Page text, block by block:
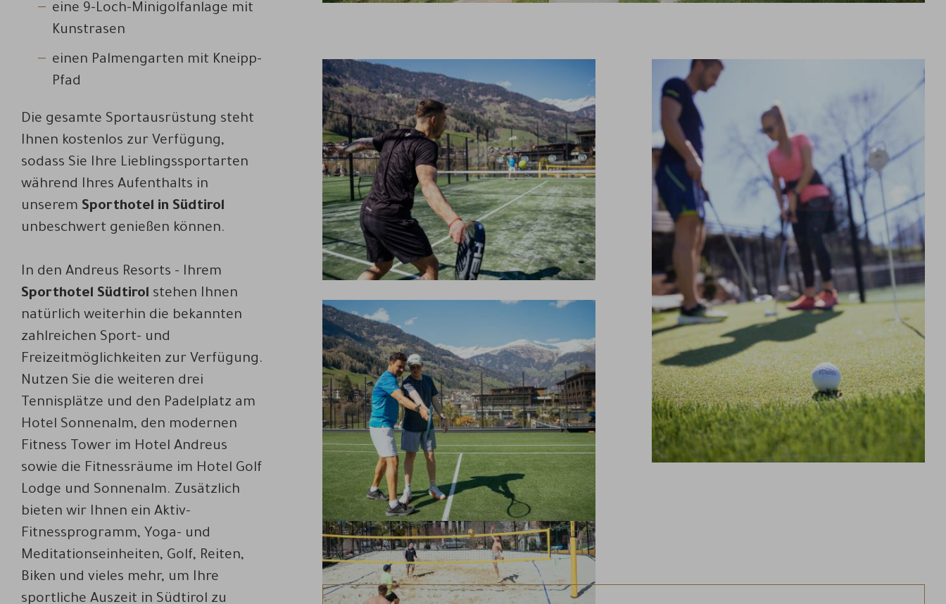
eine 9-Loch-Minigolfanlage mit
Kunstrasen
einen Palmengarten mit Kneipp-
Pfad
Die gesamte Sportausrüstung steht
Ihnen kostenlos zur Verfügung,
sodass Sie Ihre Lieblingssportarten
während Ihres Aufenthalts in
unserem Sporthotel in Südtirol
unbeschwert genießen können.
In den Andreus Resorts - Ihrem
Sporthotel Südtirol stehen Ihnen
natürlich weiterhin die bekannten
zahlreichen Sport- und
Freizeitmöglichkeiten zur Verfügung.
Nutzen Sie die weiteren drei
Tennisplätze und den Padelplatz am
Hotel Sonnenalm, den modernen
Fitness Tower im Hotel Andreus
sowie die Fitnessräume im Hotel Golf
Lodge und Sonnenalm. Zusätzlich
bieten wir Ihnen ein Aktiv-
Fitnessprogramm, Yoga- und
Meditationseinheiten, Golf, Reiten,
Biken und vieles mehr, um Ihre
sportliche Auszeit in Südtirol zu